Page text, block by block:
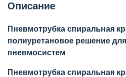
Описание
Пневмотрубка спиральная
полиуретановое решение
пневмосистем
Пневмотрубка спиральная